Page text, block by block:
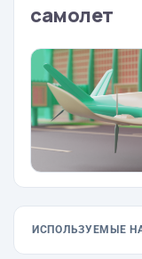
самолет
ИСПОЛЬЗУЕМЫЕ